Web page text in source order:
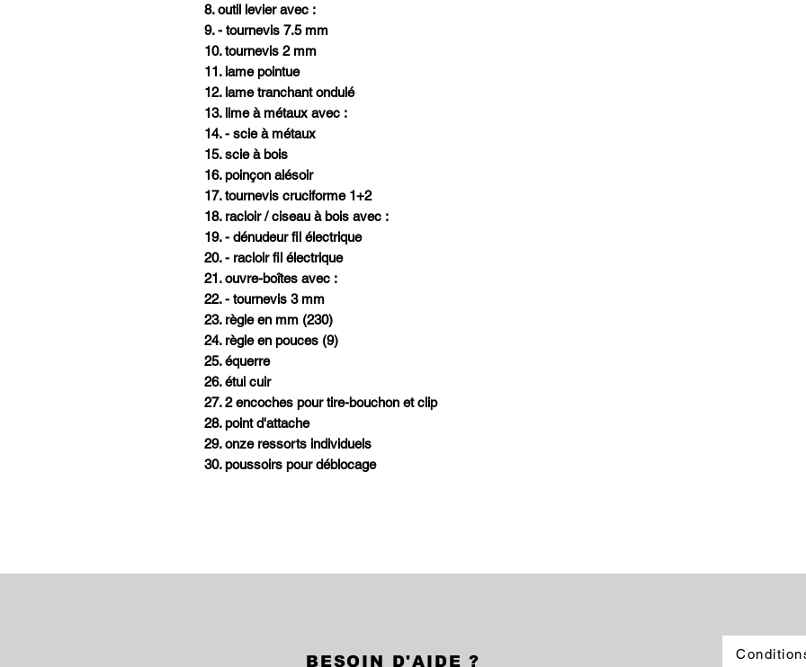
8. outil levier avec :
9. - tournevis 7.5 mm
10. tournevis 2 mm
11. lame pointue
12. lame tranchant ondulé
13. lime à métaux avec :
14. - scie à métaux
15. scie à bois
16. poinçon alésoir
17. tournevis cruciforme 1+2
18. racloir / ciseau à bois avec :
19. - dénudeur fil électrique
20. - racloir fil électrique
21. ouvre-boîtes avec :
22. - tournevis 3 mm
23. règle en mm (230)
24. règle en pouces (9)
25. équerre
26. étui cuir
27. 2 encoches pour tire-bouchon et clip
28. point d'attache
29. onze ressorts individuels
30. poussoirs pour déblocage
BESOIN D'AIDE ?